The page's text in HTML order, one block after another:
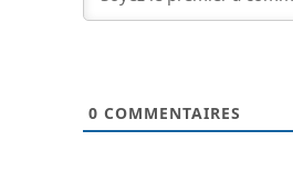
0 COMMENTAIRES